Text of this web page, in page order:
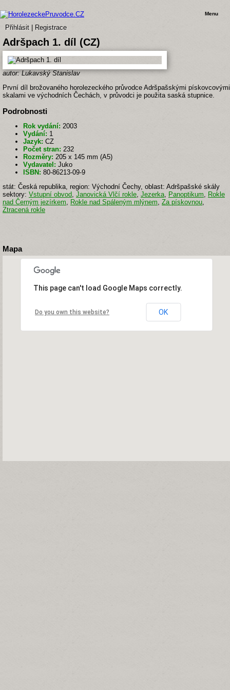
Přihlásit Registrace
Menu
Adršpach 1. díl (CZ)
autor: Lukavský Stanislav
První díl brožovaného horolezeckého průvodce Adršpašskými pískovcovými
skalami ve východních Čechách, v průvodci je použita saská stupnice.
Podrobnosti
Rok vydání: 2003
Vydání: 1
Jazyk: CZ
Počet stran: 232
Rozměry: 205 x 145 mm (A5)
Vydavatel: Juko
ISBN: 80-86213-09-9
stát: Česká republika, region: Východní Čechy, oblast: Adršpašské skály
sektory: Vstupní obvod, Janovická Vlčí rokle, Jezerka, Panoptikum, Rokle
nad Černým jezírkem, Rokle nad Spáleným mlýnem, Za pískovnou,
Ztracená rokle
Mapa
This page can't load Google Maps correctly.
Do you own this website? OK